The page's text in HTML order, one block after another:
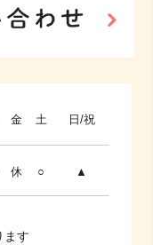
金 土 日/祝
休 ○ ▲
ます